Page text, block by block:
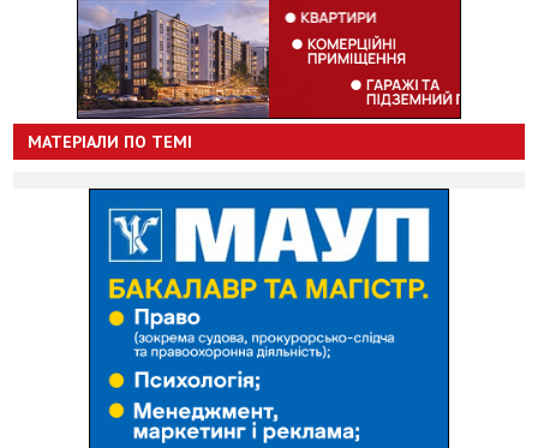
МАТЕРІАЛИ ПО ТЕМІ